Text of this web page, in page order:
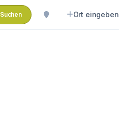
Suchen Ort eingeben